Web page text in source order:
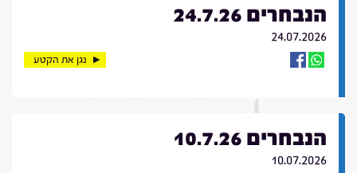
הנבחרים 24.7.26
24.07.2026
נגן את הקטע
הנבחרים 10.7.26
10.07.2026